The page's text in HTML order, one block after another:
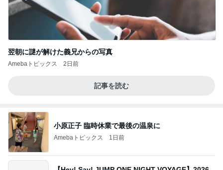
翌朝に謎が解けた義兄からの写真
Amebaトピックス 2日前
記事を読む
小原正子 臨時休業で最後の温泉に
Amebaトピックス 1日前